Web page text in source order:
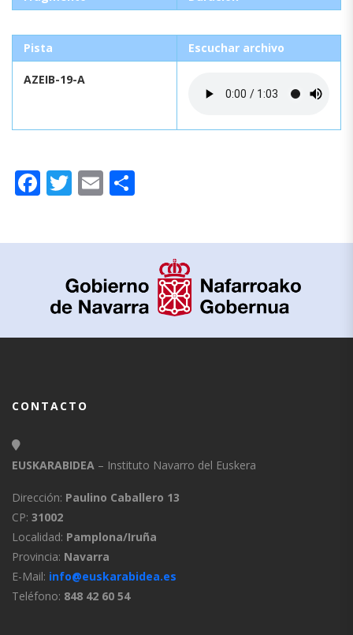
Pista Escuchar archivo
AZEIB-19-A
Facebook
Twitter
Email
CONTACTO
EUSKARABIDEA – Instituto Navarro del Euskera
Dirección: Paulino Caballero 13
CP: 31002
Localidad: Pamplona/Iruña
Provincia: Navarra
E-Mail: info@euskarabidea.es
Teléfono: 848 42 60 54